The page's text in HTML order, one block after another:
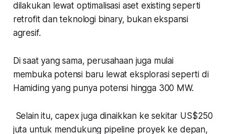
dilakukan lewat optimalisasi aset existing seperti
retrofit dan teknologi binary, bukan ekspansi
agresif.
Di saat yang sama, perusahaan juga mulai
membuka potensi baru lewat eksplorasi seperti di
Hamiding yang punya potensi hingga 300 MW.
Selain itu, capex juga dinaikkan ke sekitar US$250
juta untuk mendukung pipeline proyek ke depan,